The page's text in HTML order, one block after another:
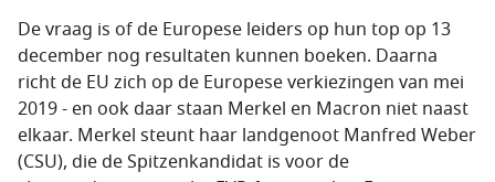
De vraag is of de Europese leiders op hun top op 13
december nog resultaten kunnen boeken. Daarna
richt de EU zich op de Europese verkiezingen van mei
2019 - en ook daar staan Merkel en Macron niet naast
elkaar. Merkel steunt haar landgenoot Manfred Weber
(CSU), die de Spitzenkandidat is voor de